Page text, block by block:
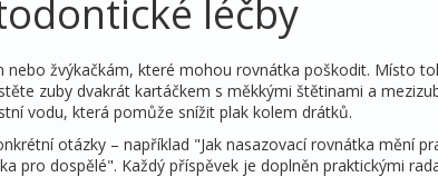
léčby
žvýkačkám, které mohou rovnátka poškodit. Místo
zuby dvakrát kartáčkem s měkkými štětinami a
vodu, která pomůže snížit plak kolem drátků.
otázky – například "Jak nasazovací rovnátka mění
pro dospělé". Každý příspěvek je doplněn praktickými